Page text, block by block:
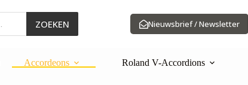
ZOEKEN Nieuwsbrief / Newsletter
Accordeons Roland V-Accordions